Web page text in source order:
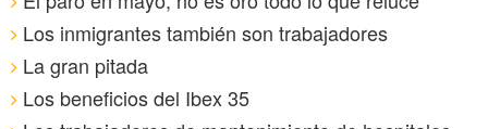
Los inmigrantes también son trabajadores
La gran pitada
Los beneficios del Ibex 35